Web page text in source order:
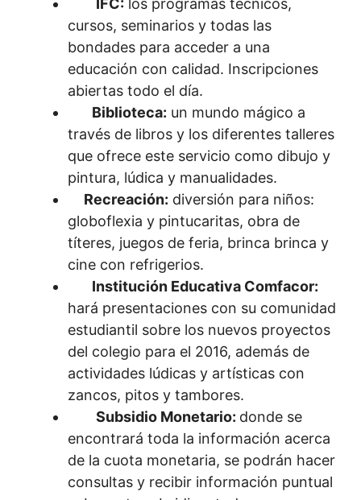
IFC: los programas técnicos,
cursos, seminarios y todas las
bondades para acceder a una
educación con calidad. Inscripciones
abiertas todo el día.
Biblioteca: un mundo mágico a
través de libros y los diferentes talleres
que ofrece este servicio como dibujo y
pintura, lúdica y manualidades.
Recreación: diversión para niños:
globoflexia y pintucaritas, obra de
títeres, juegos de feria, brinca brinca y
cine con refrigerios.
Institución Educativa Comfacor:
hará presentaciones con su comunidad
estudiantil sobre los nuevos proyectos
del colegio para el 2016, además de
actividades lúdicas y artísticas con
zancos, pitos y tambores.
Subsidio Monetario: donde se
encontrará toda la información acerca
de la cuota monetaria, se podrán hacer
consultas y recibir información puntual